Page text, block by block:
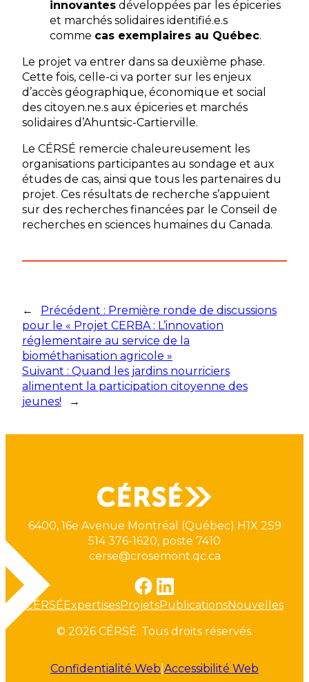
innovantes développées par les épiceries
et marchés solidaires identifié.e.s
comme cas exemplaires au Québec.
Le projet va entrer dans sa deuxième phase.
Cette fois, celle-ci va porter sur les enjeux
d’accès géographique, économique et social
des citoyen.ne.s aux épiceries et marchés
solidaires d’Ahuntsic-Cartierville.
Le CÉRSÉ remercie chaleureusement les
organisations participantes au sondage et aux
études de cas, ainsi que tous les partenaires du
projet. Ces résultats de recherche s’appuient
sur des recherches financées par le Conseil de
recherches en sciences humaines du Canada.
← Précédent : Première ronde de discussions
pour le « Projet CERBA : L’innovation
réglementaire au service de la
biométhanisation agricole »
Suivant : Quand les jardins nourriciers
alimentent la participation citoyenne des
jeunes!
→
6400, 16e Avenue Montréal (Québec) H1X 2S9
514 376-1620, poste 7410
cerse@crosemont.qc.ca
CÉRSÉExpertisesProjetsPublicationsNouvelles
© 2026 CÉRSÉ. Tous droits réservés.
Confidentialité Web Accessibilité Web